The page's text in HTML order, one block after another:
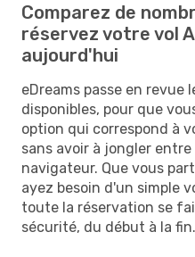
Comparez de
réservez votre vol
aujourd'hui
eDreams passe en revue
disponibles, pour que
option qui correspond à
sans avoir à jongler
navigateur. Que vous
ayez besoin d'un simple
toute la réservation se
sécurité, du début à la fin.